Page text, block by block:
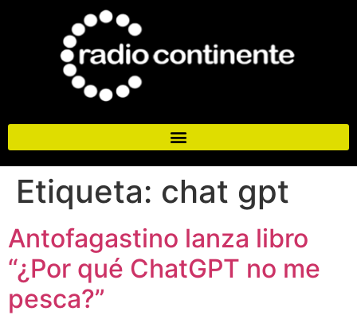
Etiqueta: chat gpt
Antofagastino lanza libro
“¿Por qué ChatGPT no me
pesca?”